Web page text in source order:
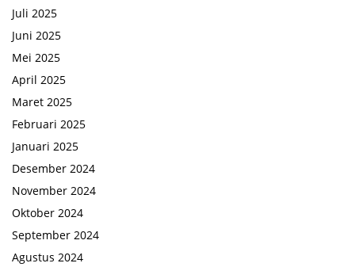
Juli 2025
Juni 2025
Mei 2025
April 2025
Maret 2025
Februari 2025
Januari 2025
Desember 2024
November 2024
Oktober 2024
September 2024
Agustus 2024